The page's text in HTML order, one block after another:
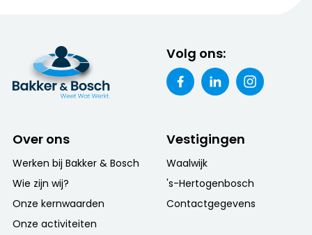
Volg ons:
Over ons
Werken bij Bakker & Bosch
Wie zijn wij?
Onze kernwaarden
Onze activiteiten
Vestigingen
Waalwijk
's-Hertogenbosch
Contactgegevens